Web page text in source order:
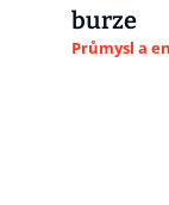
burze
Průmysl a